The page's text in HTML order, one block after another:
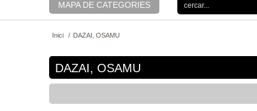
MAPA DE CATEGORIES
Inici / DAZAI, OSAMU
DAZAI, OSAMU